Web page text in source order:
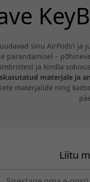
sinu AirPods’i ja
parandamisel –
ja kindla
materjale ja
materjalide ning
Liitu